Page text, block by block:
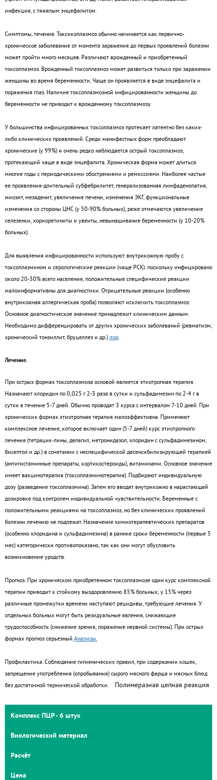
инфекция, с тяжелым энцефалитом.
Симптомы, течение. Токсикоплазмоз обычно начинается как первично-
хроническое заболевание от момента заражения до первых проявлений болезни
может пройти много месяцев. Различают врожденный и приобретенный
токсоплазмоз. Врожденный токсоплазмоз может развиться только при заражении
женщины во время беременности. Чаще он проявляется в виде энцефалита и
поражения глаз. Наличие токсоплазмозной инфицированности женщины до
беременности не приводит к врожденному токсоплазмозу.
У большинства инфицированных токсоплазмоз протекает латентно без каких-
либо клинических проявлений. Среди манифестных форм преобладают
хронические (у 99%) и очень редко наблюдается острый токсоплазмоз,
протекающий чаще в виде энцефалита. Хроническая форма может длиться
многие годы с периодическими обострениями и ремиссиями. Наиболее частые
ее проявления-длительный субфебрилитет, генерализованная лимфаденопатия,
миозит, мезаденит, увеличение печени, изменения ЭКГ, функциональные
изменения со стороны ЦНС (у 50-90% больных), реже отмечаются увеличение
селезенки, хориоретиниты и увеиты, невынашивание беременности (у 10-20%
больных).
Для выявления инфицированности используют внутрикожную пробу с
токсоплазмином и серологические реакции (чаще РСК). поскольку инфицировано
около 20-30% всего населения, положительные специфические реакции
малоинформативны для диагностики. Отрицательные реакции (особенно
внутрикожная аллергическая проба) позволяют исключить токсоплазмоз.
Основное диагностическое значение принадлежит клиническим данным.
Необходимо дифференцировать от других хронических заболеваний (ревматизм,
хронический тонзиллит, бруцеллез и др.) лор.
Лечение.
При острых формах токсоплазмоза основой является этиотропная терапия.
Назначают хлоридин по 0,025 г 2-3 раза в сутки и сульфадимезин по 2-4 г в
сутки в течение 5-7 дней. Обычно проводят 3 курса с интервалом 7-10 дней. При
хронических формах этиотропная терапия малоэффективна. Применяют
комплексное лечение, которое включает один (5-7 дней) курс этиотропного
лечения (тетрацик-лины, делагил, метронидазол, хлоридин с сульфадимезином,
бисептол и др.) в сочетании с неспецифической десенсибилизирующей терапией
(антигистаминные препараты, кортикостероиды), витаминами. Основное значение
имеет вакцинотерапия (токсоплазминотерапия). Подбирают индивидуальную
дозу (разведение токсоплазмина). Затем его вводят внутрикожно в нарастающей
дозировке под контролем индивидуальной чувствительности. Беременные с
положительными реакциями на токсоплазмоз, но без клинических проявлений
болезни лечению не подлежат. Назначение химиотерапевтических препаратов
(особенно хлоридина и сульфадимезина) в ранние сроки беременности (первые 3
мес) категорически противопоказано, так как они могут обусловить
возникновение уродств.
Прогноз. При хроническом приобретенном токсоплазмозе один курс комплексной
терапии приводит к стойкому выздоровлению 85% больных; у 15% через
различные промежутки времени наступают рецидивы, требующие лечения. У
отдельных больных могут быть резидуальные явления, снижающие
трудоспособность (снижение зрения, поражение нервной системы). При острых
формах прогноз серьезный.Анализы.
Профилактика. Соблюдение гигиенических правил, при содержании кошек,
запрещение употребления (опробывания) сырого мясного фарша и мясных блюд
без достаточной термической обработки.
Полимеразная цепная реакция
Комплекс ПЦР - 6 штук
Биологический материал
Расчёт
Цена